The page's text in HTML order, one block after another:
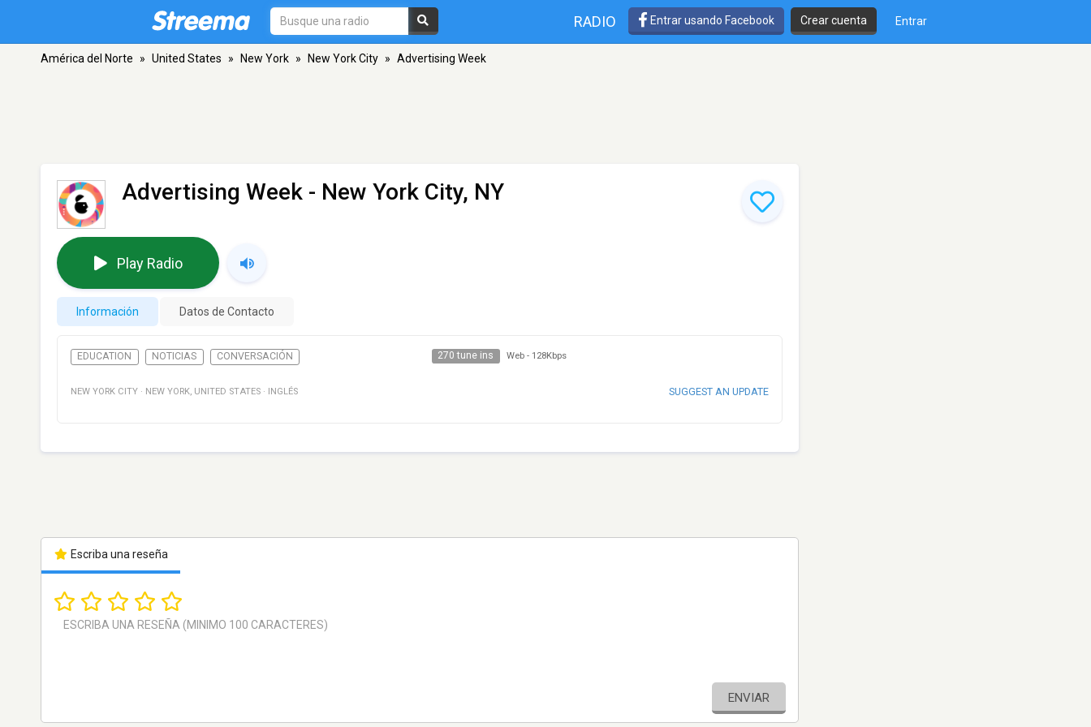
RADIO Entrar usando Facebook Crear cuenta Entrar
América del Norte » United States » New York » New York City » Advertising Week
Advertising Week - New York City, NY
Play Radio
Información Datos de Contacto
EDUCATION NOTICIAS CONVERSACIÓN 270 tune ins Web - 128Kbps
NEW YORK CITY · NEW YORK, UNITED STATES · INGLÉS SUGGEST AN UPDATE
Escriba una reseña
ENVIAR